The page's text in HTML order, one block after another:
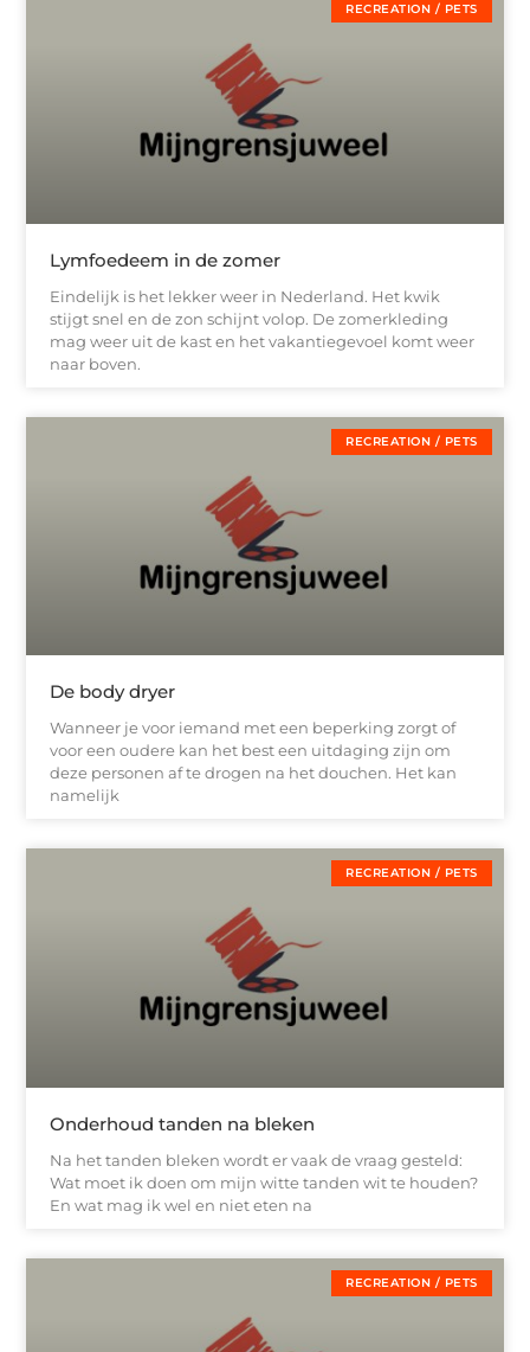
RECREATION / PETS
Lymfoedeem in de zomer
Eindelijk is het lekker weer in Nederland. Het kwik
stijgt snel en de zon schijnt volop. De zomerkleding
mag weer uit de kast en het vakantiegevoel komt weer
naar boven.
RECREATION / PETS
De body dryer
Wanneer je voor iemand met een beperking zorgt of
voor een oudere kan het best een uitdaging zijn om
deze personen af te drogen na het douchen. Het kan
namelijk
RECREATION / PETS
Onderhoud tanden na bleken
Na het tanden bleken wordt er vaak de vraag gesteld:
Wat moet ik doen om mijn witte tanden wit te houden?
En wat mag ik wel en niet eten na
RECREATION / PETS